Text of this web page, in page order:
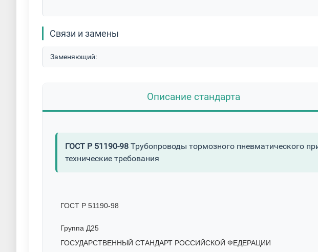
Связи и замены
Заменяющий:
Описание стандарта
ГОСТ Р 51190-98 Трубопроводы тормозного пневматического
технические требования